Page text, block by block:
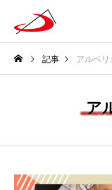
記事 アルベ
ア